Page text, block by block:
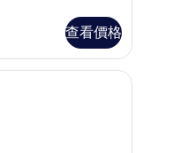
查看價格
床墊、迷你吧、客房內保險箱